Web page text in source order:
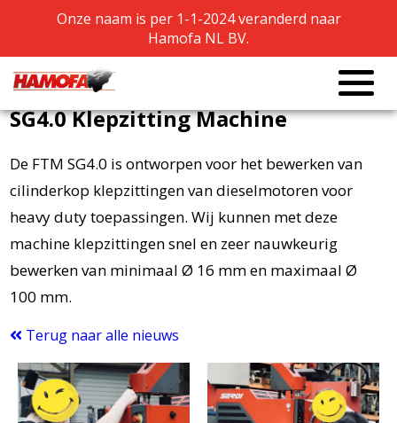
Onze naam is per 1-1-2024 veranderd naar
Hamofa NL BV.
Onze naam is per 1-1-2024 veranderd naar
Hamofa NL BV.
Nieuw in onze machine hal: FTM
SG4.0 Klepzitting Machine
De FTM SG4.0 is ontworpen voor het bewerken van
cilinderkop klepzittingen van dieselmotoren voor
heavy duty toepassingen. Wij kunnen met deze
machine klepzittingen snel en zeer nauwkeurig
bewerken van minimaal Ø 16 mm en maximaal Ø
100 mm.
Terug naar alle nieuws